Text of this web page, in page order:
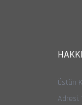
Üstün
Adresi.